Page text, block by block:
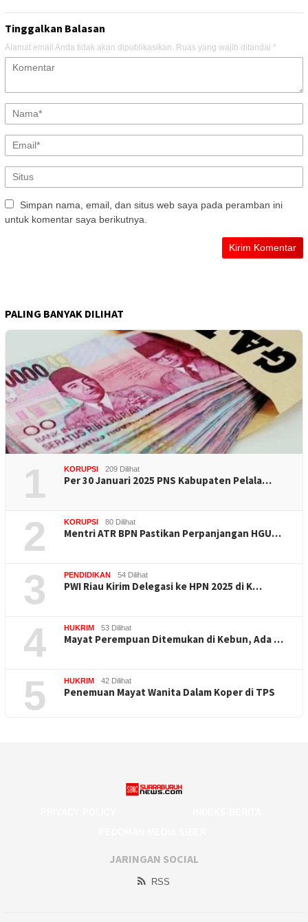
Tinggalkan Balasan
Alamat email Anda tidak akan dipublikasikan. Ruas yang wajib ditandai *
Simpan nama, email, dan situs web saya pada peramban ini
untuk komentar saya berikutnya.
PALING BANYAK DILIHAT
1 KORUPSI 209 Dilihat
Per 30 Januari 2025 PNS Kabupaten Pelala…
2 KORUPSI 80 Dilihat
Mentri ATR BPN Pastikan Perpanjangan HGU…
3 PENDIDIKAN 54 Dilihat
PWI Riau Kirim Delegasi ke HPN 2025 di K…
4 HUKRIM 53 Dilihat
Mayat Perempuan Ditemukan di Kebun, Ada …
5 HUKRIM 42 Dilihat
Penemuan Mayat Wanita Dalam Koper di TPS
JARINGAN SOCIAL
RSS